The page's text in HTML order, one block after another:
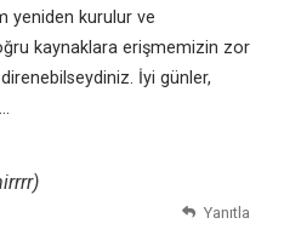
yeniden kurulur ve
kaynaklara erişmemizin zor
İyi günler,
Yanıtla